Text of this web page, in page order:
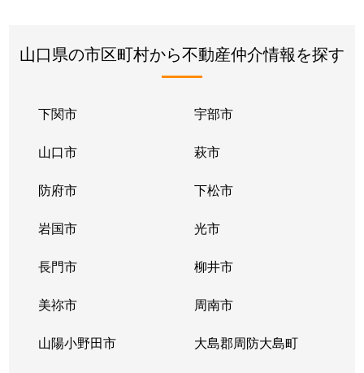
山口県の市区町村から不動産仲介情報を探す
下関市 宇部市
山口市 萩市
防府市 下松市
岩国市 光市
長門市 柳井市
美祢市 周南市
山陽小野田市 大島郡周防大島町